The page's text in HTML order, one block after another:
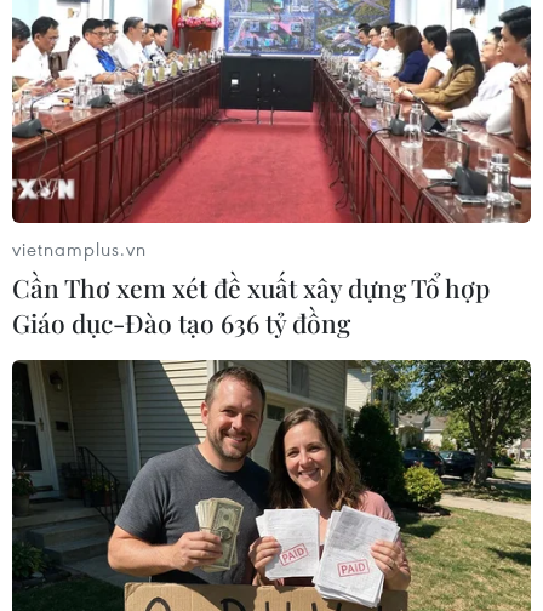
04/05/2022 00:39
Lãnh đạo tối cao Iran đánh giá đàm
phán hạt nhân đạt tiến triển tốt
13/04/2022 03:32
Iran muốn Mỹ thể hiện thiện chí
bằng cách dỡ bỏ trừng phạt
10/04/2022 11:22
Iran kêu gọi Mỹ ra quyết định để hồi
sinh thỏa thuận hạt nhân
04/04/2022 09:44
vietnamplus.vn
Cần Thơ xem xét đề xuất xây dựng Tổ hợp
Giáo dục-Đào tạo 636 tỷ đồng